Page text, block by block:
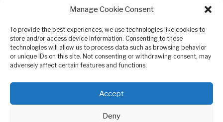
Manage Cookie Consent
To provide the best experiences, we use technologies like cookies to
store and/or access device information. Consenting to these
technologies will allow us to process data such as browsing behavior
or unique IDs on this site. Not consenting or withdrawing consent, may
adversely affect certain features and functions.
Accept
Deny
Tristesse et attente
Variable complexe